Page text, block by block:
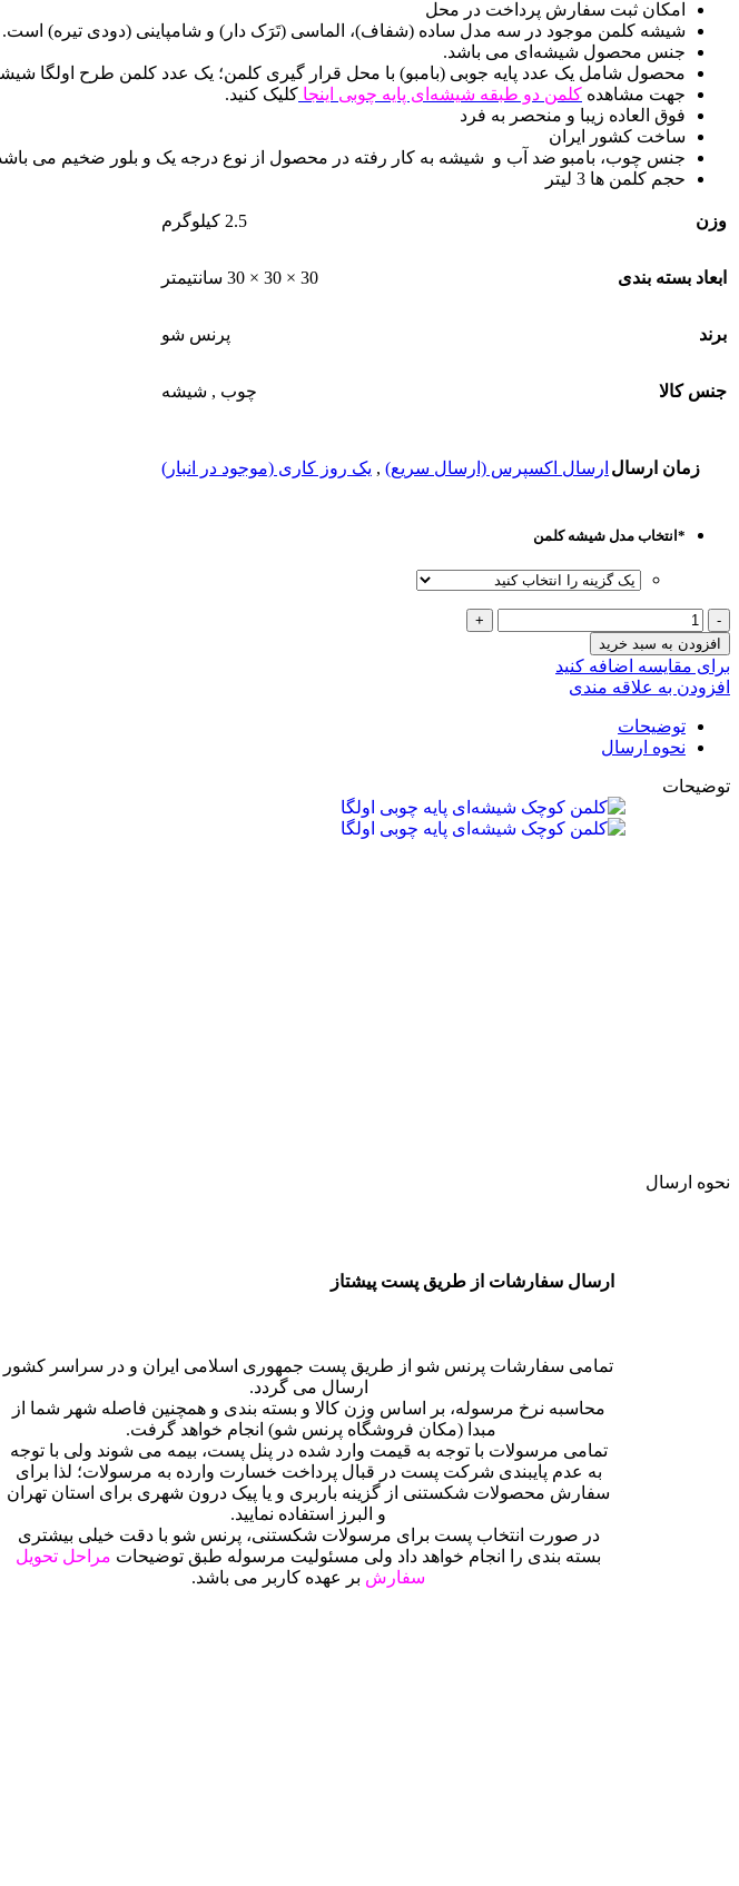
امکان ثبت سفارش پرداخت در محل
شیشه کلمن موجود در سه مدل ساده (شفاف)، الماسی (تَرَک دار) و شامپاینی (دودی تیره) است.
جنس محصول شیشه‌ای می باشد.
محصول شامل یک عدد پایه جوبی (بامبو) با محل قرار گیری کلمن؛ یک عدد کلمن طرح اولگا
جهت مشاهده کلمن دو طبقه شیشه‌ای پایه چوبی اینجا کلیک کنید.
فوق العاده زیبا و منحصر به فرد
ساخت کشور ایران
جنس چوب، بامبو ضد آب و شیشه به کار رفته در محصول از نوع درجه یک و بلور ضخیم می
حجم کلمن ها 3 لیتر
وزن 2.5 کیلوگرم
ابعاد بسته بندی 30 × 30 × 30 سانتیمتر
برند پرنس شو
جنس کالا چوب , شیشه
زمان ارسال ارسال اکسپرس (ارسال سریع) , یک روز کاری (موجود در انبار)
*انتخاب مدل شیشه کلمن
افزودن به سبد خرید
برای مقایسه اضافه کنید
افزودن به علاقه مندی
توضیحات
نحوه ارسال
توضیحات
نحوه ارسال
ارسال سفارشات از طریق پست پیشتاز
تمامی سفارشات پرنس شو از طریق پست جمهوری اسلامی ایران و در سراسر کشور
ارسال می گردد.
محاسبه نرخ مرسوله، بر اساس وزن کالا و بسته بندی و همچنین فاصله شهر شما از
مبدا (مکان فروشگاه پرنس شو) انجام خواهد گرفت.
تمامی مرسولات با توجه به قیمت وارد شده در پنل پست، بیمه می شوند ولی با توجه
به عدم پایبندی شرکت پست در قبال پرداخت خسارت وارده به مرسولات؛ لذا برای
سفارش محصولات شکستنی از گزینه باربری و یا پیک درون شهری برای استان تهران
و البرز استفاده نمایید.
در صورت انتخاب پست برای مرسولات شکستنی، پرنس شو با دقت خیلی بیشتری
بسته بندی را انجام خواهد داد ولی مسئولیت مرسوله طبق توضیحات مراحل تحویل
سفارش بر عهده کاربر می باشد.